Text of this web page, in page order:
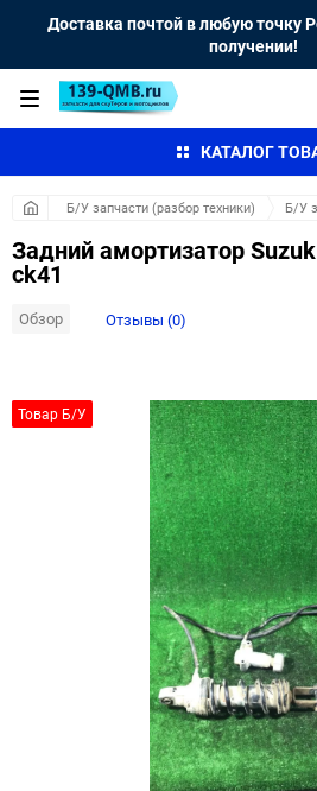
Доставка почтой в любую точку
получении!
КАТАЛОГ
Б/У запчасти (разбор техники) Б/У
Задний амортизатор
ck41
Обзор Отзывы (0)
Товар Б/У